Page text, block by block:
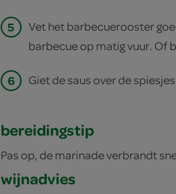
5
Vet het barbecuerooster
barbecue op matig vuur. Of
6 Giet de saus over de
bereidingstip
Pas op, de marinade verbrandt
wijnadvies